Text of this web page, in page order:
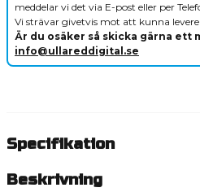
meddelar vi det via E-post eller per
Vi strävar givetvis mot att kunna
Är du osäker så skicka gärna ett
info@ullareddigital.se
Beskrivning
Specifikation